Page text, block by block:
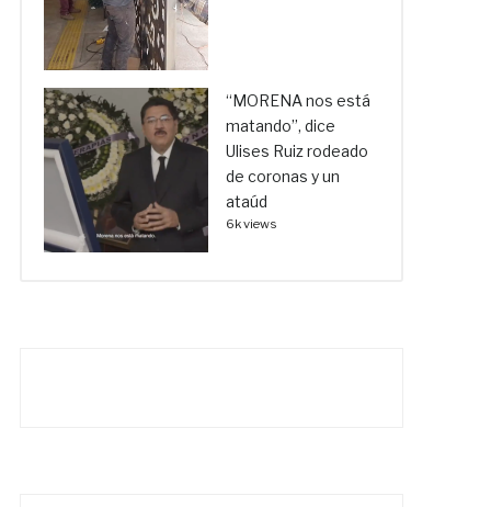
“MORENA nos está
matando”, dice
Ulises Ruiz rodeado
de coronas y un
ataúd
6k views